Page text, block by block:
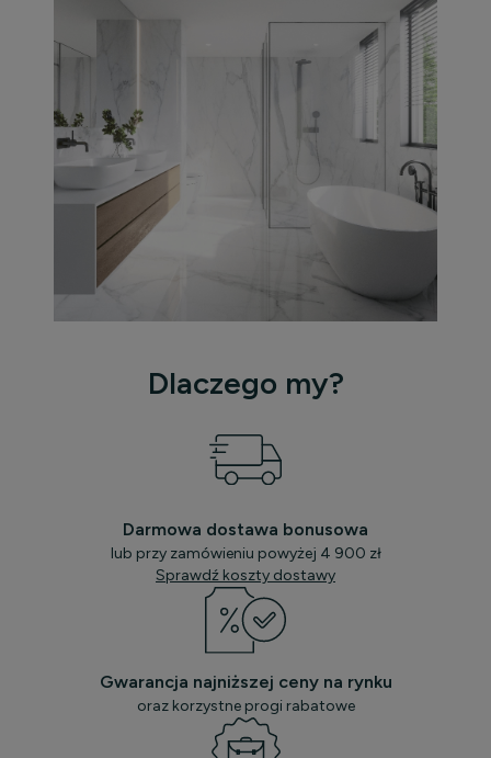
Dlaczego my?
Darmowa dostawa bonusowa
lub przy zamówieniu powyżej 4 900 zł
Sprawdź koszty dostawy
Gwarancja najniższej ceny na rynku
oraz korzystne progi rabatowe